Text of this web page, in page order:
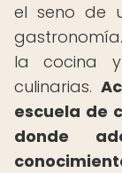
el seno de
la cocina y
culinarias.
escuela de
donde